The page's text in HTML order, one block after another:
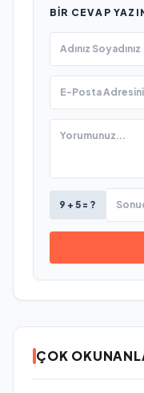
BIR CEVAP
9 + 5 = ?
ÇOK